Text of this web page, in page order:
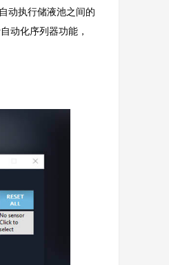
动执行储液池之间的
动化序列器功能，